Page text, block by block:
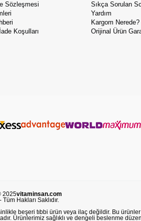
Sözleşmesi
Koşulları
Sıkça Sorulan
Yardım
Kargom Nerede?
Orijinal Ürün
2025vitaminsan.com
- Tüm Hakları Saklıdır.
beşeri tıbbi ürün veya ilaç değildir. Bu ürünler
Ürünlerimiz sağlıklı ve dengeli beslenme